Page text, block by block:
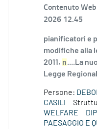
Contenuto
2026 12.45
pianificatori e
modifiche alla
2011, n....La
Legge
Persone:
CASILI
WELFARE
PAESAGGIO E